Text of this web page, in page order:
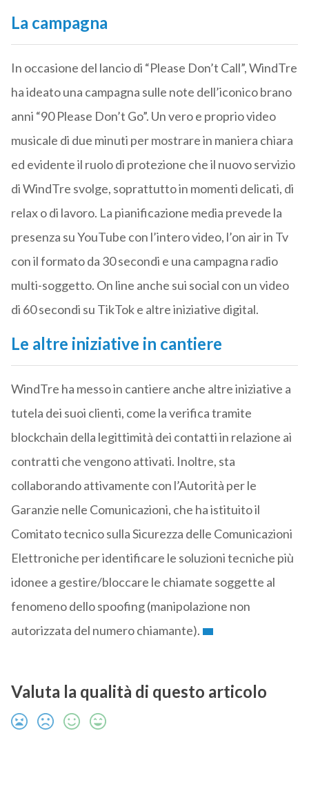
La campagna
In occasione del lancio di “Please Don’t Call”, WindTre
ha ideato una campagna sulle note dell’iconico brano
anni “90 Please Don’t Go”. Un vero e proprio video
musicale di due minuti per mostrare in maniera chiara
ed evidente il ruolo di protezione che il nuovo servizio
di WindTre svolge, soprattutto in momenti delicati, di
relax o di lavoro. La pianificazione media prevede la
presenza su YouTube con l’intero video, l’on air in Tv
con il formato da 30 secondi e una campagna radio
multi-soggetto. On line anche sui social con un video
di 60 secondi su TikTok e altre iniziative digital.
Le altre iniziative in cantiere
WindTre ha messo in cantiere anche altre iniziative a
tutela dei suoi clienti, come la verifica tramite
blockchain della legittimità dei contatti in relazione ai
contratti che vengono attivati. Inoltre, sta
collaborando attivamente con l’Autorità per le
Garanzie nelle Comunicazioni, che ha istituito il
Comitato tecnico sulla Sicurezza delle Comunicazioni
Elettroniche per identificare le soluzioni tecniche più
idonee a gestire/bloccare le chiamate soggette al
fenomeno dello spoofing (manipolazione non
autorizzata del numero chiamante).
Valuta la qualità di questo articolo